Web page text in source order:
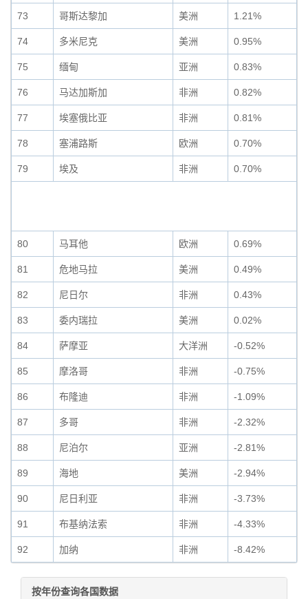
73 哥斯达黎加 美洲 1.21%
74 多米尼克 美洲 0.95%
75 缅甸 亚洲 0.83%
76 马达加斯加 非洲 0.82%
77 埃塞俄比亚 非洲 0.81%
78 塞浦路斯 欧洲 0.70%
79 埃及 非洲 0.70%
80 马耳他 欧洲 0.69%
81 危地马拉 美洲 0.49%
82 尼日尔 非洲 0.43%
83 委内瑞拉 美洲 0.02%
84 萨摩亚 大洋洲 -0.52%
85 摩洛哥 非洲 -0.75%
86 布隆迪 非洲 -1.09%
87 多哥 非洲 -2.32%
88 尼泊尔 亚洲 -2.81%
89 海地 美洲 -2.94%
90 尼日利亚 非洲 -3.73%
91 布基纳法索 非洲 -4.33%
92 加纳 非洲 -8.42%
按年份查询各国数据